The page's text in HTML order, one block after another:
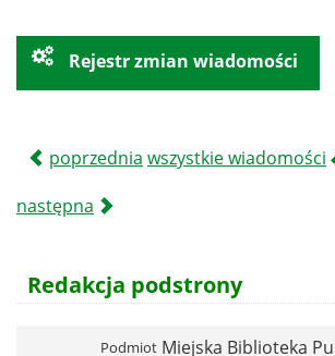
Rejestr zmian wiadomości
poprzednia wszystkie wiadomości
następna
Redakcja podstrony
Podmiot Miejska Biblioteka